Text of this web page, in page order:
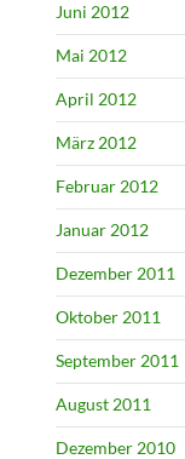
Juni 2012
Mai 2012
April 2012
März 2012
Februar 2012
Januar 2012
Dezember 2011
Oktober 2011
September 2011
August 2011
Dezember 2010